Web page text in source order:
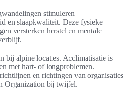
stimuleren
en slaapkwaliteit. Deze fysieke
versterken herstel en mentale
bij alpine locaties. Acclimatisatie is
met hart- of longproblemen.
en richtingen van organisaties
Organization bij twijfel.